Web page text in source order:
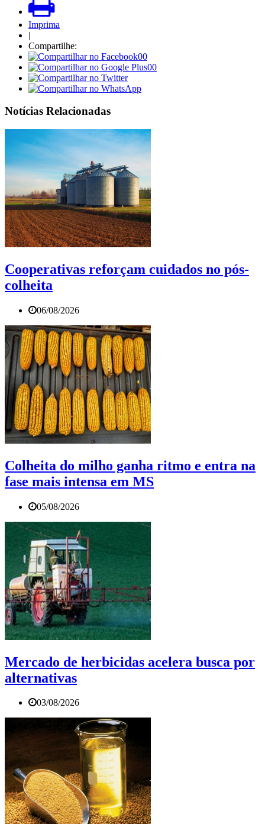
Imprima
|
Compartilhe:
00
00
Notícias Relacionadas
Cooperativas reforçam cuidados no pós-
colheita
06/08/2026
Colheita do milho ganha ritmo e entra na
fase mais intensa em MS
05/08/2026
Mercado de herbicidas acelera busca por
alternativas
03/08/2026